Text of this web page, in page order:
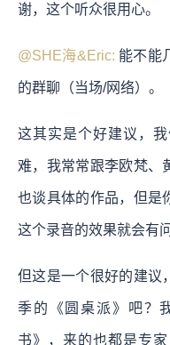
谢，这个听众很用心。
@SHE海&Eric: 能不能
的群聊（当场/网络）。
这其实是个好建议，
难，我常常跟李欧梵、
也谈具体的作品，但是
这个录音的效果就会有
但这是一个很好的建议
季的《圆桌派》吧？
书》，来的也都是专